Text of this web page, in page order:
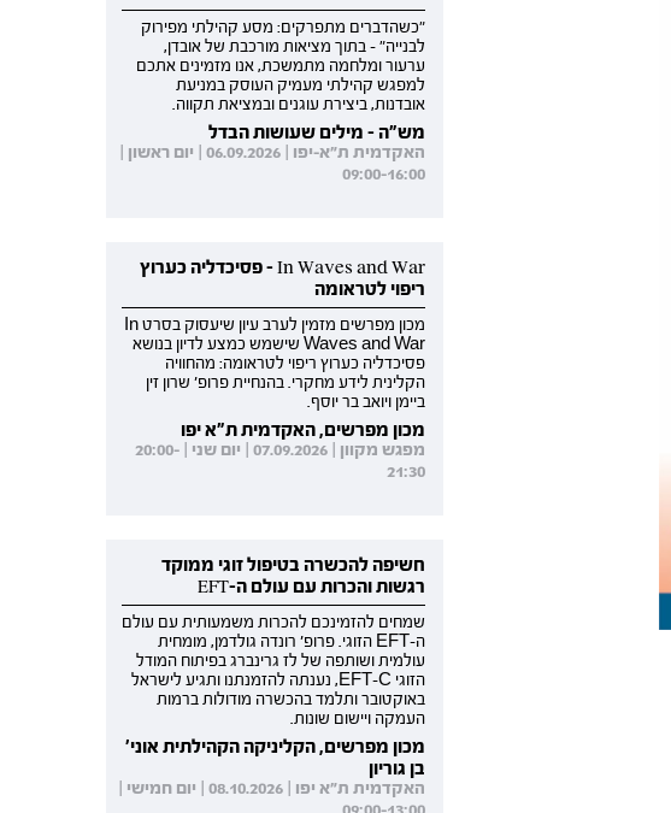
"כשהדברים מתפרקים: מסע קהילתי מפירוק
לבנייה" - בתוך מציאות מורכבת של אובדן,
ערעור ומלחמה מתמשכת, אנו מזמינים אתכם
למפגש קהילתי מעמיק העוסק במניעת
אובדנות, ביצירת עוגנים ובמציאת תקווה.
מש"ה - מילים שעושות הבדל
האקדמית ת"א-יפו | 06.09.2026 | יום ראשון |
09:00-16:00
In Waves and War - פסיכדליה כערוץ
ריפוי לטראומה
מכון מפרשים מזמין לערב עיון שיעסוק בסרט In
Waves and War שישמש כמצע לדיון בנושא
פסיכדליה כערוץ ריפוי לטראומה: מהחוויה
הקלינית לידע מחקרי. בהנחיית פרופ' שרון זין
ביימן ויואב בר יוסף.
מכון מפרשים, האקדמית ת"א יפו
מפגש מקוון | 07.09.2026 | יום שני | 20:00-
21:30
חשיפה להכשרה בטיפול זוגי ממוקד
רגשות והכרות עם עולם ה-EFT
שמחים להזמינכם להכרות משמעותית עם עולם
ה-EFT הזוגי. פרופ' רונדה גולדמן, מומחית
עולמית ושותפה של לז גרינברג בפיתוח המודל
הזוגי EFT-C, נענתה להזמנתנו ותגיע לישראל
באוקטובר ותלמד בהכשרה מודולות ברמות
העמקה ויישום שונות.
מכון מפרשים, הקליניקה הקהילתית אוני'
בן גוריון
האקדמית ת"א יפו | 08.10.2026 | יום חמישי |